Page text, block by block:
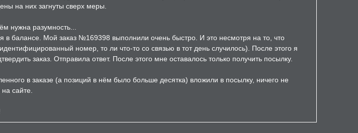
на них загнуты сверх меры.
нужна разумность...
в балансе. Мой заказ №169398 выполнили очень быстро. И это несмотря на то, что
номер, то ли что-то со связью в тот день случилось). После этого я
заказ. Отправила ответ. После этого мне оставалось только получить посылку.
в заказе (а позиций в нём было больше десятка) вложили в посылку, ничего не
сайте.